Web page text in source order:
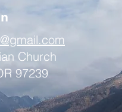
Church
97239